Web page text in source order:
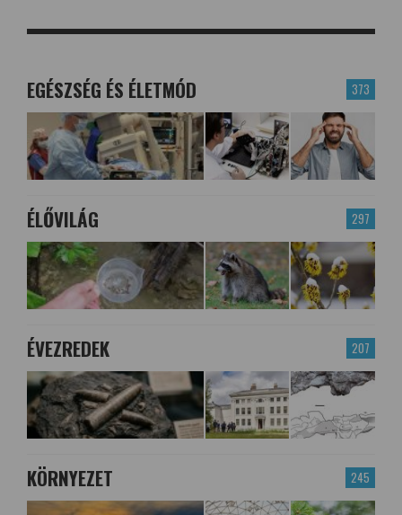
373
EGÉSZSÉG ÉS ÉLETMÓD
297
ÉLŐVILÁG
207
ÉVEZREDEK
245
KÖRNYEZET